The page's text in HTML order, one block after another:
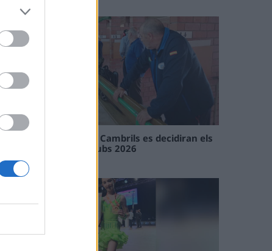
En les tirades de Flix i Cambrils es decidiran els
campions de l’Interclubs 2026
08 maig 2026